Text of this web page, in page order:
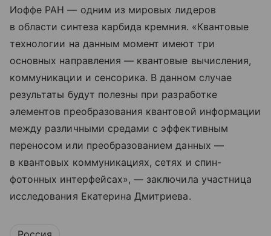
Иоффе РАН — одним из мировых лидеров
в области синтеза карбида кремния. «Квантовые
технологии на данным момент имеют три
основных направления — квантовые вычисления,
коммуникации и сенсорика. В данном случае
результаты будут полезны при разработке
элементов преобразования квантовой информации
между различными средами с эффективным
переносом или преобразованием данных —
в квантовых коммуникациях, сетях и спин-
фотонных интерфейсах», — заключила участница
исследования Екатерина Дмитриева.